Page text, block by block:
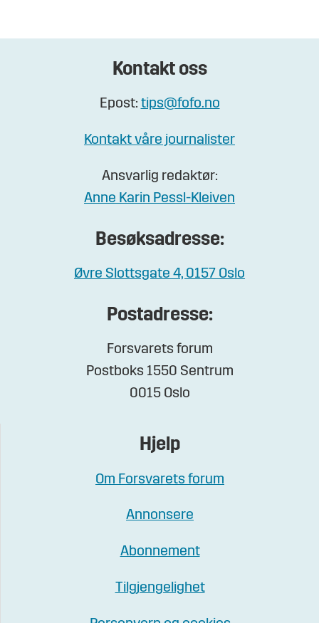
Kontakt oss
Epost: tips@fofo.no
Kontakt våre journalister
Ansvarlig redaktør:
Anne Karin Pessl-Kleiven
Besøksadresse:
Øvre Slottsgate 4, 0157 Oslo
Postadresse:
Forsvarets forum
Postboks 1550 Sentrum
0015 Oslo
Hjelp
Om Forsvarets forum
Annonsere
Abonnement
Tilgjengelighet